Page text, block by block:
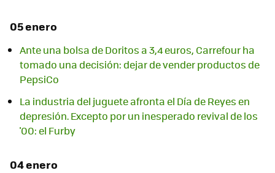
05 enero
Ante una bolsa de Doritos a 3,4 euros, Carrefour ha
tomado una decisión: dejar de vender productos de
PepsiCo
La industria del juguete afronta el Día de Reyes en
depresión. Excepto por un inesperado revival de los
'00: el Furby
04 enero